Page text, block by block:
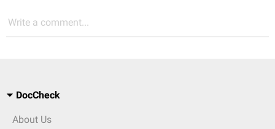
Write a comment...
DocCheck
About Us